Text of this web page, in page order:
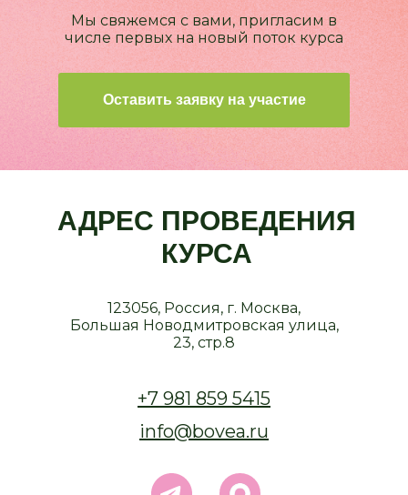
Мы свяжемся с вами, пригласим в
числе первых на новый поток курса
Оставить заявку на участие
АДРЕС ПРОВЕДЕНИЯ
КУРСА
+7 981 859 5415
info@bovea.ru
123056, Россия, г. Москва,
Большая Новодмитровская улица,
23, стр.8